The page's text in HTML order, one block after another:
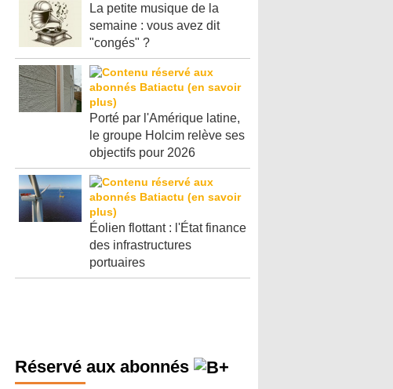
La petite musique de la
semaine : vous avez dit
"congés" ?
Porté par l'Amérique latine,
le groupe Holcim relève ses
objectifs pour 2026
Éolien flottant : l'État finance
des infrastructures
portuaires
Réservé aux abonnés